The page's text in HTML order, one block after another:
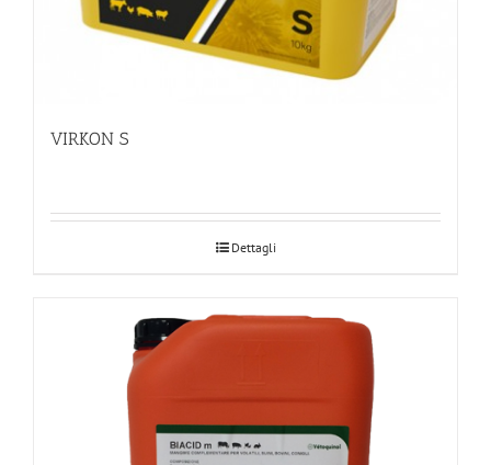
VIRKON S
Dettagli